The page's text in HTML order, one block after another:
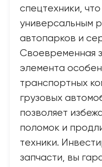
спецтехники,
универсальным
автопарков и
Своевременная
элемента
транспортных
грузовых
позволяет
поломок и
техники.
запчасти, вы